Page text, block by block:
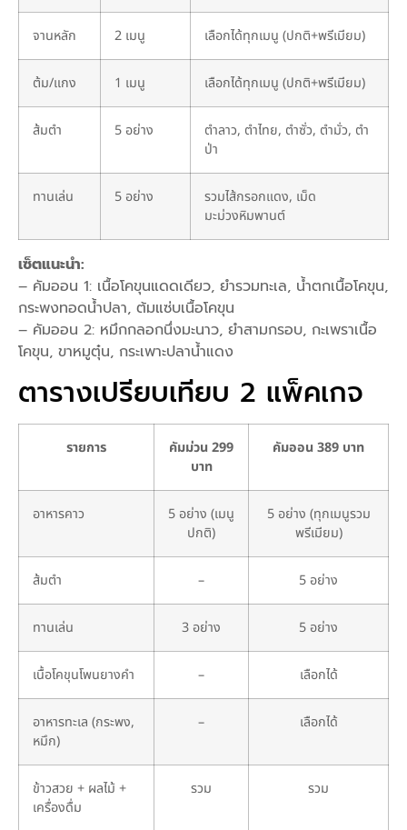
จานหลัก 2 เมนู เลือกได้ทุกเมนู (ปกติ+พรีเมียม)
ต้ม/แกง 1 เมนู เลือกได้ทุกเมนู (ปกติ+พรีเมียม)
ส้มตำ 5 อย่าง
ตำลาว, ตำไทย, ตำซั่ว, ตำมั่ว, ตำ
ป่า
ทานเล่น 5 อย่าง
รวมไส้กรอกแดง, เม็ด
มะม่วงหิมพานต์
เซ็ตแนะนำ:
– คัมออน 1: เนื้อโคขุนแดดเดียว, ยำรวมทะเล, น้ำตกเนื้อโคขุน,
กระพงทอดน้ำปลา, ต้มแซ่บเนื้อโคขุน
– คัมออน 2: หมึกกลอกนึ่งมะนาว, ยำสามกรอบ, กะเพราเนื้อ
โคขุน, ขาหมูตุ๋น, กระเพาะปลาน้ำแดง
ตารางเปรียบเทียบ 2 แพ็คเกจ
รายการ
คัมม่วน 299
บาท
คัมออน 389 บาท
อาหารคาว
5 อย่าง (เมนู
ปกติ)
5 อย่าง (ทุกเมนูรวม
พรีเมียม)
ส้มตำ – 5 อย่าง
ทานเล่น 3 อย่าง 5 อย่าง
เนื้อโคขุนโพนยางคำ – เลือกได้
อาหารทะเล (กระพง,
หมึก)
– เลือกได้
ข้าวสวย + ผลไม้ +
เครื่องดื่ม
รวม รวม